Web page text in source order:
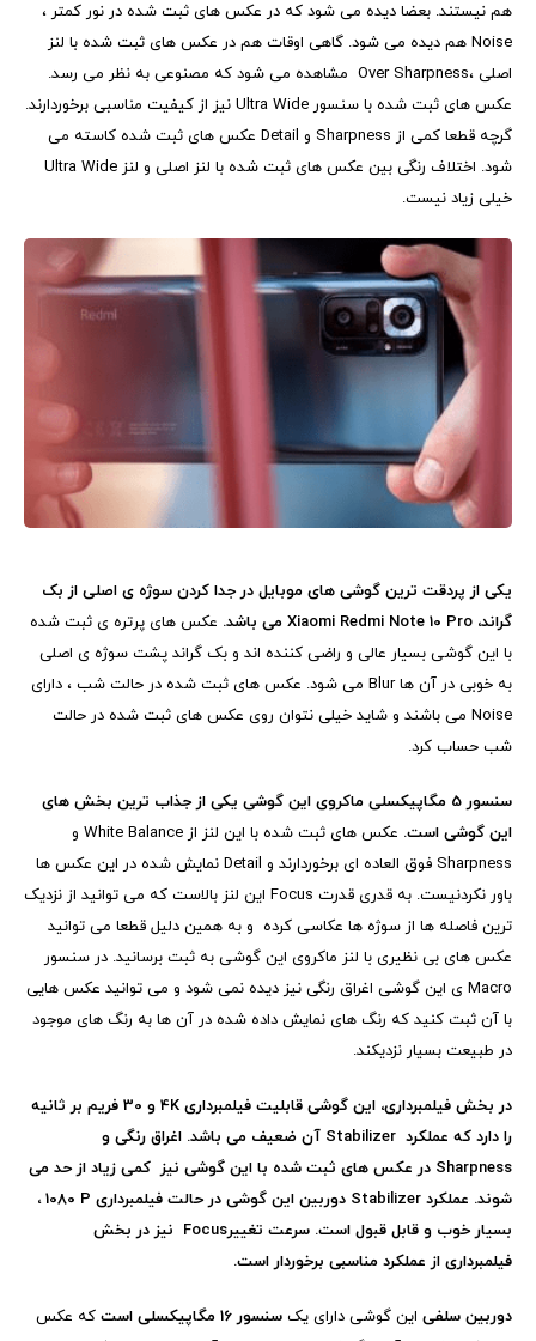
هم نیستند. بعضا دیده می شود که در عکس های ثبت شده در نور کمتر ،
Noise هم دیده می شود. گاهی اوقات هم در عکس های ثبت شده با لنز
اصلی ،Over Sharpness مشاهده می شود که مصنوعی به نظر می رسد.
عکس های ثبت شده با سنسور Ultra Wide نیز از کیفیت مناسبی برخوردارند.
گرچه قطعا کمی از Sharpness و Detail عکس های ثبت شده کاسته می
شود. اختلاف رنگی بین عکس های ثبت شده با لنز اصلی و لنز Ultra Wide
خیلی زیاد نیست.
یکی از پردقت ترین گوشی های موبایل در جدا کردن سوژه ی اصلی از بک
گراند، Xiaomi Redmi Note 10 Pro می باشد. عکس های پرتره ی ثبت شده
با این گوشی بسیار عالی و راضی کننده اند و بک گراند پشت سوژه ی اصلی
به خوبی در آن هاBlur می شود. عکس های ثبت شده در حالت شب ، دارای
Noise می باشند و شاید خیلی نتوان روی عکس های ثبت شده در حالت
شب حساب کرد.
سنسور 5 مگاپیکسلی ماکروی این گوشی یکی از جذاب ترین بخش های
این گوشی است. عکس های ثبت شده با این لنز از White Balance و
Sharpness فوق العاده ای برخوردارند و Detail نمایش شده در این عکس ها
باور نکردنیست. به قدری قدرت Focus این لنز بالاست که می توانید از نزدیک
ترین فاصله ها از سوژه ها عکاسی کرده و به همین دلیل قطعا می توانید
عکس های بی نظیری با لنز ماکروی این گوشی به ثبت برسانید. در سنسور
Macro ی این گوشی اغراق رنگی نیز دیده نمی شود و می توانید عکس هایی
با آن ثبت کنید که رنگ های نمایش داده شده در آن ها به رنگ های موجود
در طبیعت بسیار نزدیکند.
در بخش فیلمبرداری، این گوشی قابلیت فیلمبرداری 4K
و 30 فریم بر ثانیه
را دارد که عملکرد Stabilizer آن ضعیف می باشد. اغراق رنگی و
Sharpness در عکس های ثبت شده با این گوشی نیز کمی زیاد از حد می
شوند. عملکرد Stabilizer دوربین این گوشی در حالت فیلمبرداری 1080 P،
بسیار خوب و قابل قبول است. سرعت تغییرFocus نیز در بخش
فیلمبرداری از عملکرد مناسبی برخوردار است.
دوربین سلفی این گوشی دارای یک سنسور 16 مگاپیکسلی است
که عکس